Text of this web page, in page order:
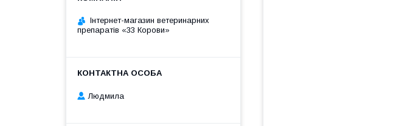
Інтернет-магазин ветеринарних
препаратів «33 Корови»
Людмила